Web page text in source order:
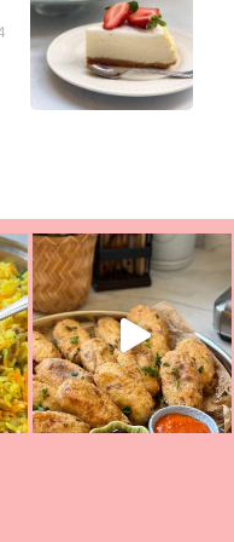
4
ולכבוד שבת קודשלמתכון
של תשעת הימים ולמה היא